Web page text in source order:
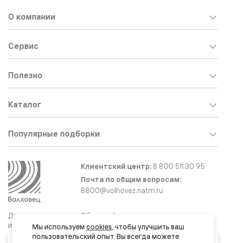
Двери
и интерьерные
решения
О компании
Сервис
Полезно
Каталог
Популярные подборки
Клиентский центр: 8 800 511 30 95
Почта по общим вопросам:
8800@volhovez.natm.ru
Обратный звонок
Мы используем cookies, чтобы улучшить ваш
пользовательский опыт. Вы всегда можете